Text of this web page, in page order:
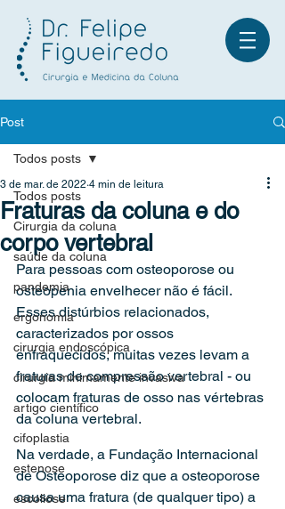
Fale no WhatsApp
Post
Todos posts
Cirurgia da coluna
saúde da coluna
pandemia
ergonomia
cirurgia endoscópica
cirurgia minimamente invasiva
artigo científico
cifoplastia
estenose
escoliose
Todos posts
Fraturas da coluna e do
corpo vertebral
3 de mar. de 2022 4 min de leitura
Para pessoas com osteoporose ou
osteopenia envelhecer não é fácil.
Esses distúrbios relacionados,
caracterizados por ossos
enfraquecidos, muitas vezes levam a
fraturas de compressão vertebral - ou
colocam fraturas de osso nas vértebras
da coluna vertebral.
Na verdade, a Fundação Internacional
de Osteoporose diz que a osteoporose
causa uma fratura (de qualquer tipo) a